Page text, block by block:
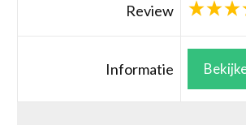
Review
Informatie